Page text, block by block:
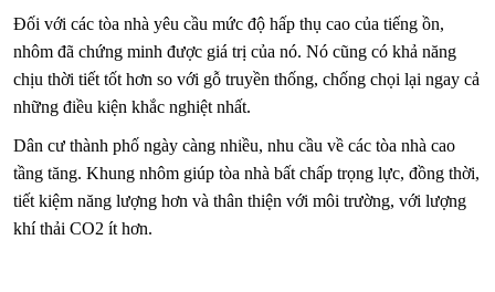
Đối với các tòa nhà yêu cầu mức độ hấp thụ cao của tiếng ồn,
nhôm đã chứng minh được giá trị của nó. Nó cũng có khả năng
chịu thời tiết tốt hơn so với gỗ truyền thống, chống chọi lại ngay cả
những điều kiện khắc nghiệt nhất.
Dân cư thành phố ngày càng nhiều, nhu cầu về các tòa nhà cao
tầng tăng. Khung nhôm giúp tòa nhà bất chấp trọng lực, đồng thời,
tiết kiệm năng lượng hơn và thân thiện với môi trường, với lượng
khí thải CO2 ít hơn.